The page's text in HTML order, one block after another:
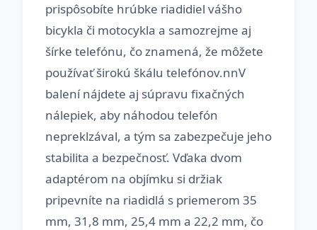
prispôsobíte hrúbke riadidiel vášho
bicykla či motocykla a samozrejme aj
šírke telefónu, čo znamená, že môžete
používať širokú škálu telefónov.nnV
balení nájdete aj súpravu fixačných
nálepiek, aby náhodou telefón
nepreklzával, a tým sa zabezpečuje jeho
stabilita a bezpečnosť. Vďaka dvom
adaptérom na objímku si držiak
pripevníte na riadidlá s priemerom 35
mm, 31,8 mm, 25,4 mm a 22,2 mm, čo